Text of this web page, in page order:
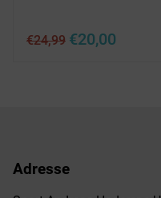
€24,99 Ursprünglicher
Preis
€20,00
Adresse